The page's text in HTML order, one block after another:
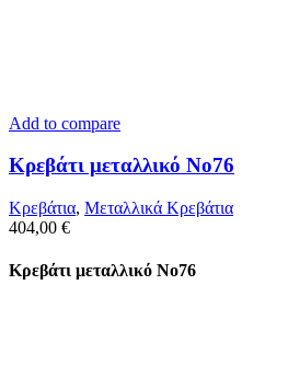
Add to compare
Κρεβάτι μεταλλικό Νο76
Κρεβάτια, Μεταλλικά Κρεβάτια
404,00 €
Κρεβάτι μεταλλικό Νο76